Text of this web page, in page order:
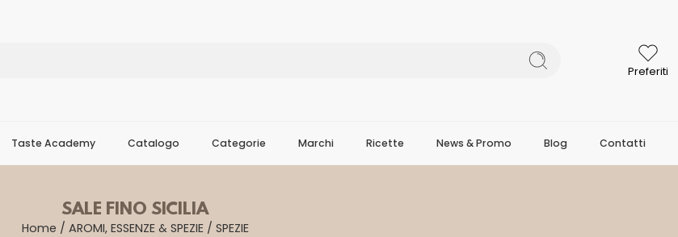
Preferiti
Taste Academy Catalogo Categorie Marchi Ricette News & Promo Blog Contatti
SALE FINO SICILIA
Home / AROMI, ESSENZE & SPEZIE/ SPEZIE